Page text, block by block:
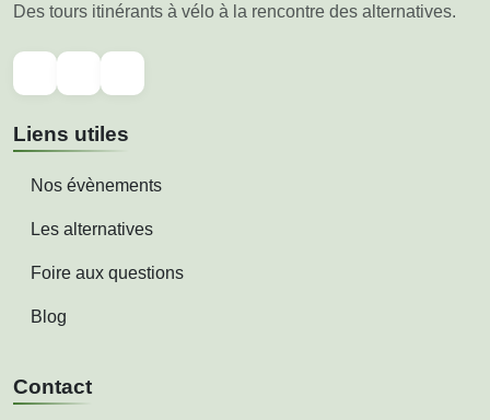
Des tours itinérants à vélo à la rencontre des alternatives.
Liens utiles
Nos évènements
Les alternatives
Foire aux questions
Blog
Contact